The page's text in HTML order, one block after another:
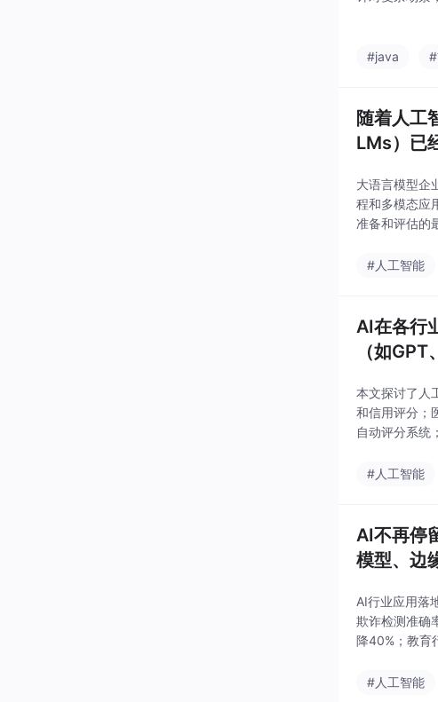
#java
随着人工
LMs）已
大语言模型企
程和多模态应
准备和评估的
后，提出了
#人工智能
AI在各行
（如
本文探讨了人
和信用评分；
自动评分系统
临数据质
#人工智能
AI不再停
模型、边
AI行业应用落
欺诈检测准确
降40%；教育
#人工智能